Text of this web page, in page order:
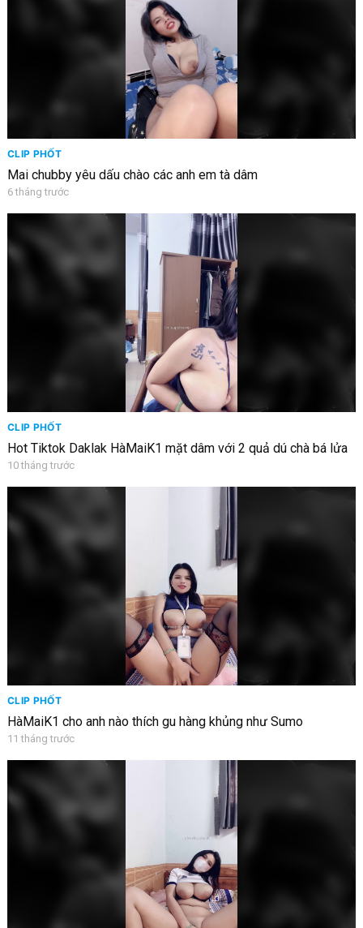
CLIP PHỐT
Mai chubby yêu dấu chào các anh em tà dâm
6 tháng trước
CLIP PHỐT
Hot Tiktok Daklak HàMaiK1 mặt dâm với 2 quả dú chà bá lửa
10 tháng trước
CLIP PHỐT
HàMaiK1 cho anh nào thích gu hàng khủng như Sumo
11 tháng trước